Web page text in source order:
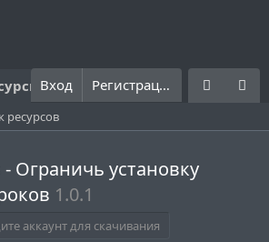
Что нового? Правила
Вход Регистрация
ресурсов
Ограничь установку
1.0.1
аккаунт для скачивания